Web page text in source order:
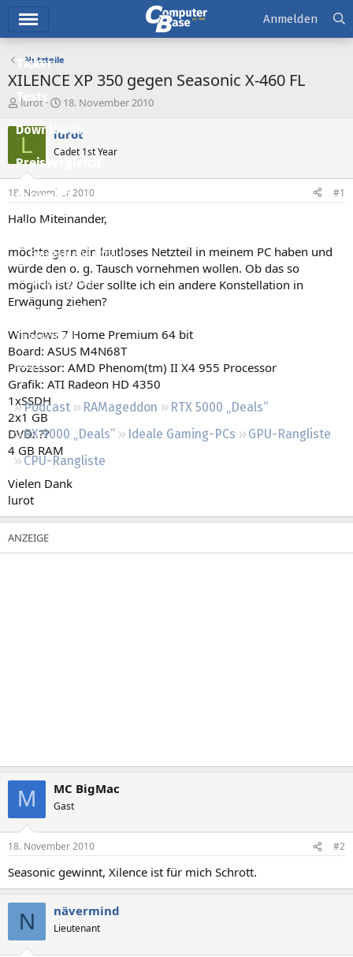
Ticker
Tests
Downloads
Preisvergleich
Forum
Aktuelles
Empfohlene Inhalte
Neue Beiträge
Neueste Aktivitäten
Leserartikel
Regeln
Podcast RAMageddon
RTX 5000 „Deals“
RX 9000 „Deals“
Ideale Gaming-PCs
GPU-Rangliste
CPU-Rangliste
Anmelden
Netzteile
XILENCE XP 350 gegen Seasonic X-460 FL
E
s
e
e
r
lurot
E
s
e
t
a
18. November 2010
L lurot
Cadet 1st Year
18. November 2010 #1
Hallo Miteinander,
möchte gern ein lautloses Netzteil in meinem PC haben und
würde den o. g. Tausch vornehmen wollen. Ob das so
möglich ist? Oder sollte ich ein andere Konstellation in
Erwägung ziehen?
Windows 7 Home Premium 64 bit
Board: ASUS M4N68T
Prozessor: AMD Phenom(tm) II X4 955 Processor
Grafik: ATI Radeon HD 4350
1xSSDH
2x1 GB
DVD: ??
4 GB RAM
Vielen Dank
lurot
M MC BigMac
Gast
18. November 2010 #2
Seasonic gewinnt, Xilence ist für mich Schrott.
N nävermind
Lieutenant